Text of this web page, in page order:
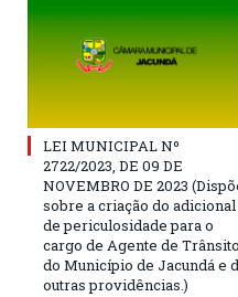
LEI MUNICIPAL Nº
2722/2023, DE 09 DE
NOVEMBRO DE 2023
sobre a criação do adicional
de periculosidade para o
cargo de Agente de Trânsito
do Município de Jacundá e
outras providências.)